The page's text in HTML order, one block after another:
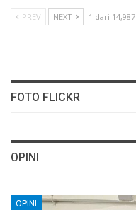
PREV NEXT 1 dari 14,987
FOTO FLICKR
OPINI
OPINI